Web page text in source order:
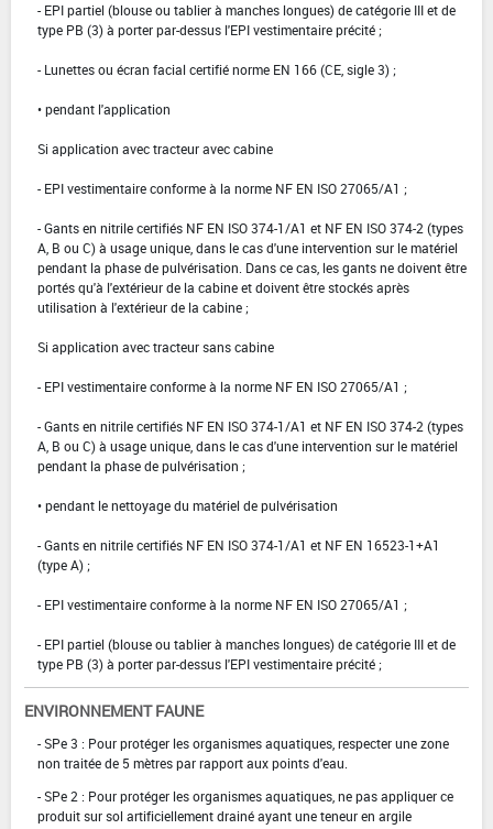
- EPI partiel (blouse ou tablier à manches longues) de catégorie III et de
type PB (3) à porter par-dessus l'EPI vestimentaire précité ;
- Lunettes ou écran facial certifié norme EN 166 (CE, sigle 3) ;
• pendant l'application
Si application avec tracteur avec cabine
- EPI vestimentaire conforme à la norme NF EN ISO 27065/A1 ;
- Gants en nitrile certifiés NF EN ISO 374-1/A1 et NF EN ISO 374-2 (types
A, B ou C) à usage unique, dans le cas d'une intervention sur le matériel
pendant la phase de pulvérisation. Dans ce cas, les gants ne doivent être
portés qu'à l'extérieur de la cabine et doivent être stockés après
utilisation à l'extérieur de la cabine ;
Si application avec tracteur sans cabine
- EPI vestimentaire conforme à la norme NF EN ISO 27065/A1 ;
- Gants en nitrile certifiés NF EN ISO 374-1/A1 et NF EN ISO 374-2 (types
A, B ou C) à usage unique, dans le cas d'une intervention sur le matériel
pendant la phase de pulvérisation ;
• pendant le nettoyage du matériel de pulvérisation
- Gants en nitrile certifiés NF EN ISO 374-1/A1 et NF EN 16523-1+A1
(type A) ;
- EPI vestimentaire conforme à la norme NF EN ISO 27065/A1 ;
- EPI partiel (blouse ou tablier à manches longues) de catégorie III et de
type PB (3) à porter par-dessus l'EPI vestimentaire précité ;
ENVIRONNEMENT FAUNE
- SPe 3 : Pour protéger les organismes aquatiques, respecter une zone
non traitée de 5 mètres par rapport aux points d'eau.
- SPe 2 : Pour protéger les organismes aquatiques, ne pas appliquer ce
produit sur sol artificiellement drainé ayant une teneur en argile